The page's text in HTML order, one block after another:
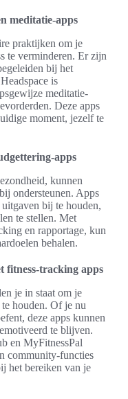
meditatie-apps
praktijken om je
te verminderen. Er zijn
bij het
is
meditatie-
Deze apps
moment, jezelf te
apps
kunnen
ondersteunen. Apps
bij te houden,
te stellen. Met
en rapportage, kun
behalen.
fitness-tracking apps
je in staat om je
houden. Of je nu
deze apps kunnen
te blijven.
en MyFitnessPal
community-functies
het bereiken van je